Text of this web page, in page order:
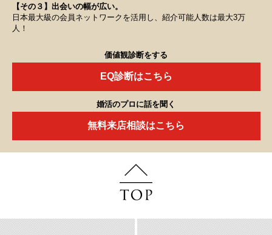
【その３】出会いの幅が広い。
日本最大級の会員ネットワークを活用し、紹介可能人数は最大3万
人！
価値観診断をする
EQ診断はこちら
婚活のプロに話を聞く
無料来店相談はこちら